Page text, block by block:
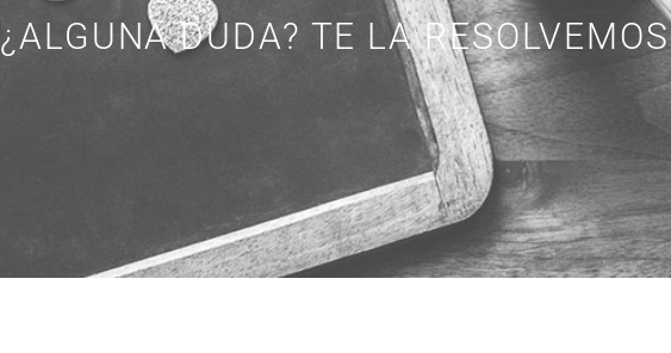
¿ALGUNA DUDA? TE LA RESOLVEMOS